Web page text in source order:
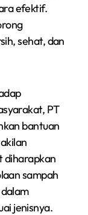
efektif.
sehat, dan
PT
bantuan
diharapkan
sampah
jenisnya.